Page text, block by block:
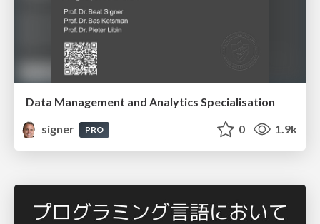
Data Management and Analytics Specialisation
signer
PRO 0 1.9k